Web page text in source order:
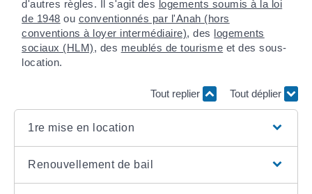
d'autres règles. Il s'agit des logements soumis à la loi
de 1948 ou conventionnés par l'Anah (hors
conventions à loyer intermédiaire), des logements
sociaux (HLM), des meublés de tourisme et des sous-
location.
Tout replier Tout déplier
1re mise en location
Renouvellement de bail